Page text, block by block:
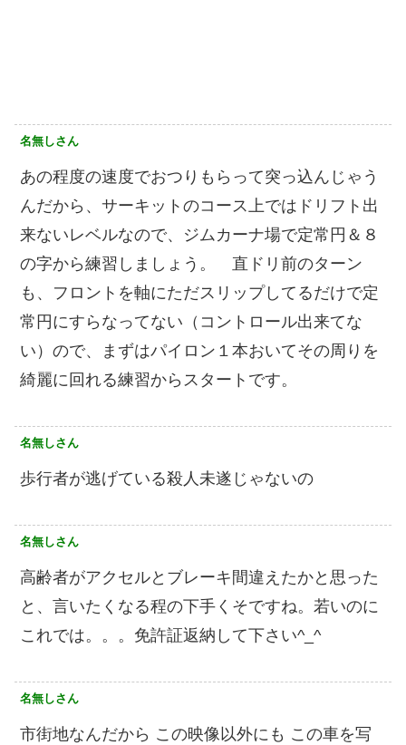
名無しさん
あの程度の速度でおつりもらって突っ込んじゃう
んだから、サーキットのコース上ではドリフト出
来ないレベルなので、ジムカーナ場で定常円＆８
の字から練習しましょう。 直ドリ前のターン
も、フロントを軸にただスリップしてるだけで定
常円にすらなってない（コントロール出来てな
い）ので、まずはパイロン１本おいてその周りを
綺麗に回れる練習からスタートです。
名無しさん
歩行者が逃げている殺人未遂じゃないの
名無しさん
高齢者がアクセルとブレーキ間違えたかと思った
と、言いたくなる程の下手くそですね。若いのに
これでは。。。免許証返納して下さい^_^
名無しさん
市街地なんだから この映像以外にも この車を写